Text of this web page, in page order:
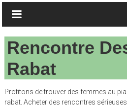
Rencontre
Rabat
Profitons de trouver des femmes au
rabat. Acheter des rencontres